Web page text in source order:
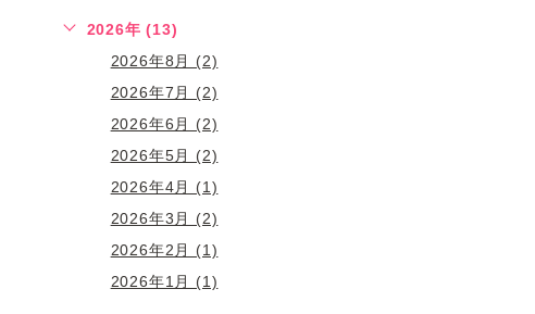
2026年 (13)
2026年8月 (2)
2026年7月 (2)
2026年6月 (2)
2026年5月 (2)
2026年4月 (1)
2026年3月 (2)
2026年2月 (1)
2026年1月 (1)